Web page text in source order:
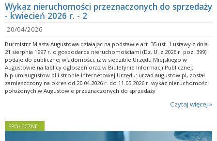
Wykaz nieruchomości przeznaczonych do sprzedaży
- kwiecień 2026 r. - 2
20/04/2026
Burmistrz Miasta Augustowa działając na podstawie art. 35 ust. 1 ustawy z dnia
21 sierpnia 1997 r. o gospodarce nieruchomościami (Dz. U. z 2026 r. poz. 399)
podaje do publicznej wiadomości, iż w siedzibie Urzędu Miejskiego w
Augustowie na tablicy ogłoszeń oraz w Biuletynie Informacji Publicznej:
bip.um.augustow.pl i stronie internetowej Urzędu: urzad.augustow.pl, został
zamieszczony na okres od 20.04.2026 r. do 11.05.2026 r. wykaz nieruchomości
położonych w Augustowie przeznaczonych do sprzedaży
Czytaj więcej »
SPOŁECZNE